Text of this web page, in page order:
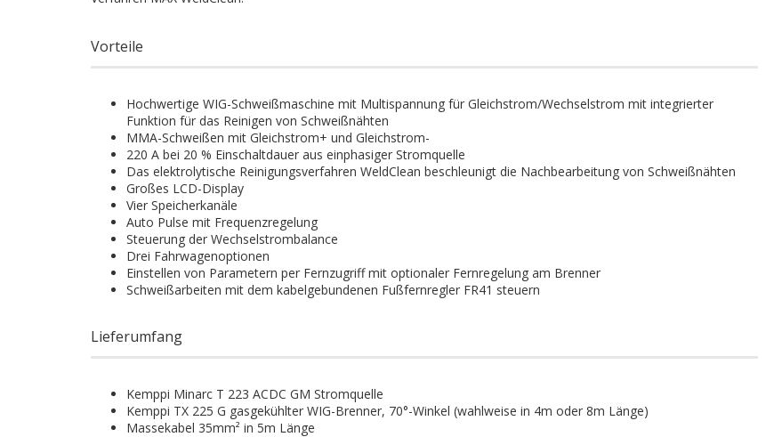
Vorteile
Hochwertige WIG-Schweißmaschine mit Multispannung für Gleichstrom/Wechselstrom mit integrierter
Funktion für das Reinigen von Schweißnähten
MMA-Schweißen mit Gleichstrom+ und Gleichstrom-
220 A bei 20 % Einschaltdauer aus einphasiger Stromquelle
Das elektrolytische Reinigungsverfahren WeldClean beschleunigt die Nachbearbeitung von Schweißnähten
Großes LCD-Display
Vier Speicherkanäle
Auto Pulse mit Frequenzregelung
Steuerung der Wechselstrombalance
Drei Fahrwagenoptionen
Einstellen von Parametern per Fernzugriff mit optionaler Fernregelung am Brenner
Schweißarbeiten mit dem kabelgebundenen Fußfernregler FR41 steuern
Lieferumfang
Kemppi Minarc T 223 ACDC GM Stromquelle
Kemppi TX 225 G gasgekühlter WIG-Brenner, 70°-Winkel (wahlweise in 4m oder 8m Länge)
Massekabel 35mm² in 5m Länge